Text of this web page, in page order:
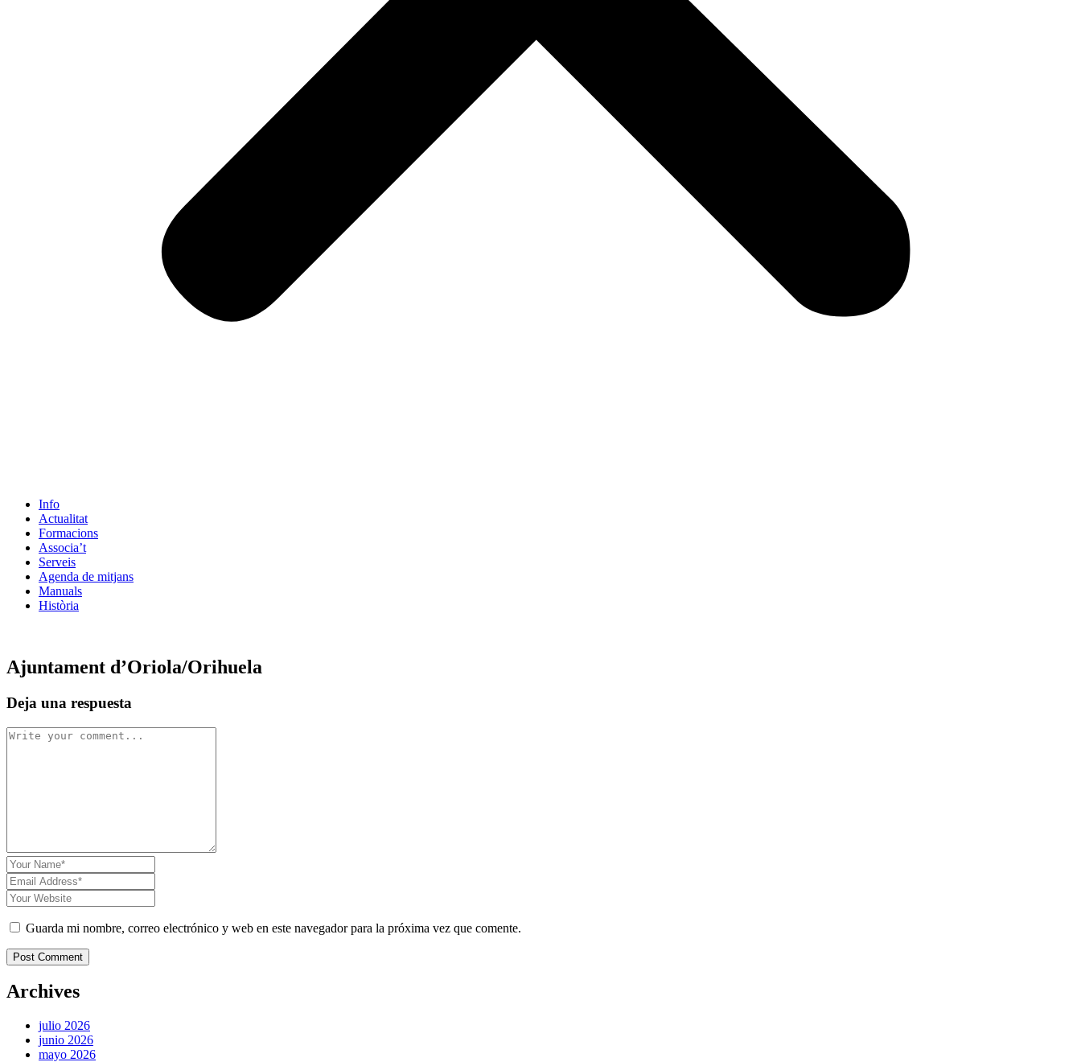
Info
Actualitat
Formacions
Associa’t
Serveis
Agenda de mitjans
Manuals
Història
Ajuntament d’Oriola/Orihuela
Deja una respuesta
Guarda mi nombre, correo electrónico y web en este navegador para la próxima vez que comente.
Post Comment
Archives
julio 2026
junio 2026
mayo 2026